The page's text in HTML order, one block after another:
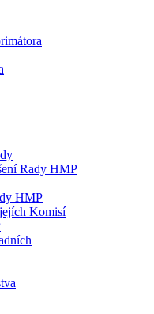
Rady HMP
HMP
Komisí